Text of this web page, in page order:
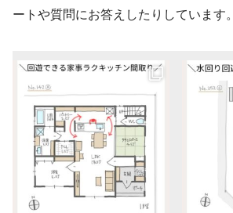
ートや質問にお答えしたりしています。